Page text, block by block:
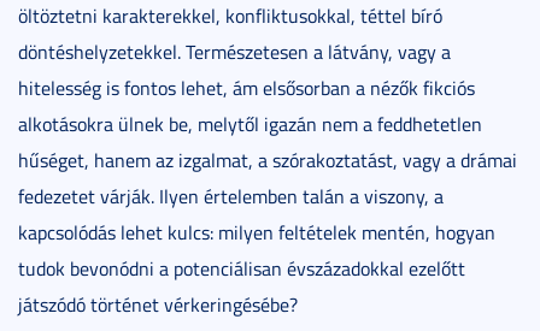
öltöztetni karakterekkel, konfliktusokkal, téttel bíró
döntéshelyzetekkel. Természetesen a látvány, vagy a
hitelesség is fontos lehet, ám elsősorban a nézők fikciós
alkotásokra ülnek be, melytől igazán nem a feddhetetlen
hűséget, hanem az izgalmat, a szórakoztatást, vagy a drámai
fedezetet várják. Ilyen értelemben talán a viszony, a
kapcsolódás lehet kulcs: milyen feltételek mentén, hogyan
tudok bevonódni a potenciálisan évszázadokkal ezelőtt
játszódó történet vérkeringésébe?